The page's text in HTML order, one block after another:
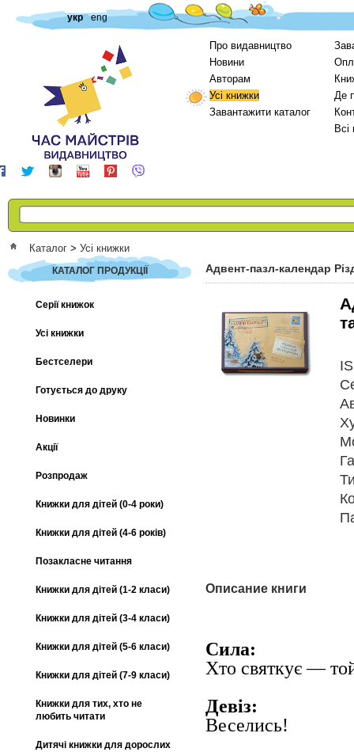
укр eng
Про видавництво
Новини
Авторам
Усі книжки
Завантажити каталог
Де
Каталог > Усі книжки
КАТАЛОГ ПРОДУКЦІЇ
Серії книжок
Усі книжки
Бестселери
Готується до друку
Новинки
Акції
Розпродаж
Книжки для дітей (0-4 роки)
Книжки для дітей (4-6 років)
Позакласне читання
Книжки для дітей (1-2 класи)
Книжки для дітей (3-4 класи)
Книжки для дітей (5-6 класи)
Книжки для дітей (7-9 класи)
Книжки для тих, хто не
любить читати
Дитячі книжки для дорослих
Адвент-пазл-календар
Описание книги
Сила:
Хто святкує —
Девіз:
Веселись!